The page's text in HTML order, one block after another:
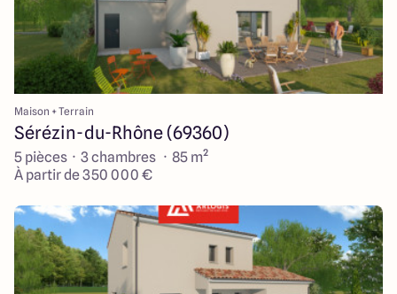
Maison + Terrain
Sérézin-du-Rhône (69360)
5 pièces · 3 chambres · 85 m²
À partir de 350 000 €